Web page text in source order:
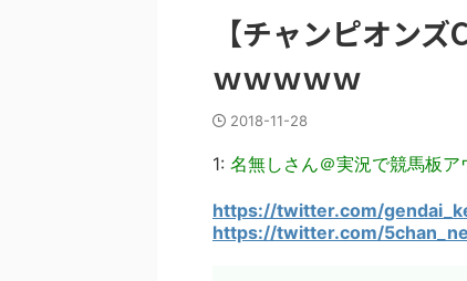
【チャンピオン
ｗｗｗｗｗ
2018-11-28
1: 名無しさん＠実況で競馬板ア
https://twitter.com/
https://twitter.com/